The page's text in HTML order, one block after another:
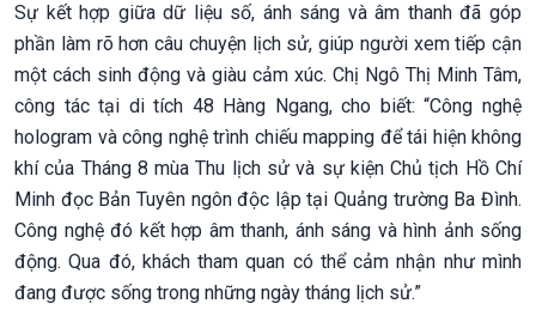
Sự kết hợp giữa dữ liệu số, ánh sáng và âm thanh đã góp
phần làm rõ hơn câu chuyện lịch sử, giúp người xem tiếp cận
một cách sinh động và giàu cảm xúc. Chị Ngô Thị Minh Tâm,
công tác tại di tích 48 Hàng Ngang, cho biết: “Công nghệ
hologram và công nghệ trình chiếu mapping để tái hiện không
khí của Tháng 8 mùa Thu lịch sử và sự kiện Chủ tịch Hồ Chí
Minh đọc Bản Tuyên ngôn độc lập tại Quảng trường Ba Đình.
Công nghệ đó kết hợp âm thanh, ánh sáng và hình ảnh sống
động. Qua đó, khách tham quan có thể cảm nhận như mình
đang được sống trong những ngày tháng lịch sử.”